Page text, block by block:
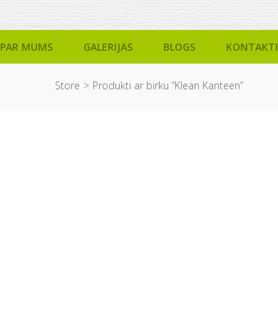
PAR MUMS GALERIJAS BLOGS KONTAKTI
Store Produkti ar birku “Klean Kanteen”